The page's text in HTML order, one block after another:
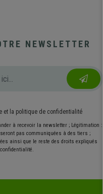
NEWSLETTER
et la politique de confidentialité
à recevoir la newsletter ; Légitimation :
pas communiquées à des tiers ;
ainsi que le reste des droits expliqués